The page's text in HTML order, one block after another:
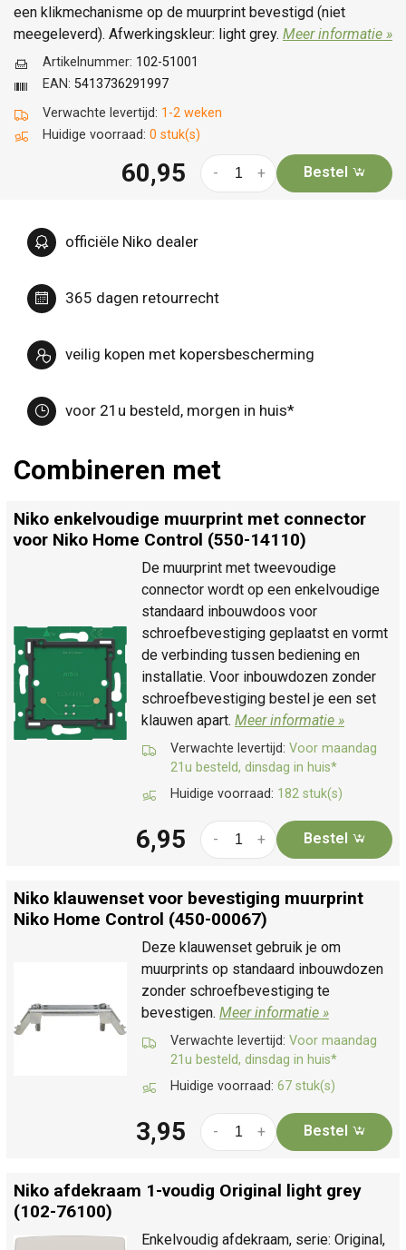
een klikmechanisme op de muurprint bevestigd (niet
meegeleverd). Afwerkingskleur: light grey. Meer informatie »
Verwachte levertijd: 1-2 weken
Huidige voorraad: 0 stuk(s)
Artikelnummer: 102-51001
EAN: 5413736291997
60,95 +
- Bestel
officiële Niko dealer
365 dagen retourrecht
veilig kopen met kopersbescherming
voor 21u besteld, morgen in huis*
Combineren met
Niko enkelvoudige muurprint met connector
voor Niko Home Control (550-14110)
De muurprint met tweevoudige
connector wordt op een enkelvoudige
standaard inbouwdoos voor
schroefbevestiging geplaatst en vormt
de verbinding tussen bediening en
installatie. Voor inbouwdozen zonder
schroefbevestiging bestel je een set
klauwen apart. Meer informatie »
Verwachte levertijd: Voor maandag
21u besteld, dinsdag in huis*
Huidige voorraad: 182 stuk(s)
6,95 +
- Bestel
Niko klauwenset voor bevestiging muurprint
Niko Home Control (450-00067)
Deze klauwenset gebruik je om
muurprints op standaard inbouwdozen
zonder schroefbevestiging te
bevestigen. Meer informatie »
Verwachte levertijd: Voor maandag
21u besteld, dinsdag in huis*
Huidige voorraad: 67 stuk(s)
3,95 +
- Bestel
Niko afdekraam 1-voudig Original light grey
(102-76100)
Enkelvoudig afdekraam, serie: Original,